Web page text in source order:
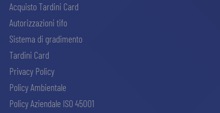
Acquisto Tardini Card
Autorizzazioni tifo
Sistema di gradimento
Tardini Card
Privacy Policy
Policy Ambientale
Policy Aziendale ISO 45001